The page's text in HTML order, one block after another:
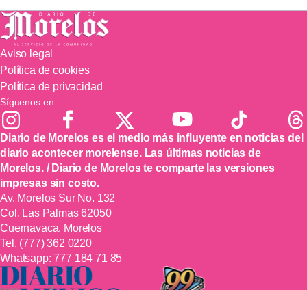
Aviso legal
Política de cookies
Política de privacidad
Síguenos en:
Diario de Morelos es el medio más influyente en noticias del
diario acontecer morelense. Las últimas noticias de
Morelos. / Diario de Morelos te comparte las versiones
impresas sin costo.
Av. Morelos Sur No. 132
Col. Las Palmas 62050
Cuernavaca, Morelos
Tel. (777) 362 0220
Whatsapp:777 184 71 85